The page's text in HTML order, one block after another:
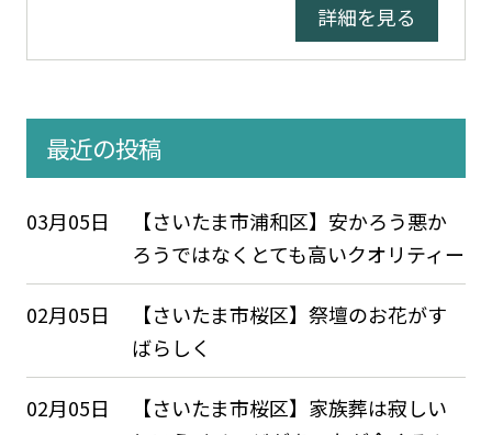
詳細を見る
最近の投稿
03月05日
【さいたま市浦和区】安かろう悪か
ろうではなくとても高いクオリティー
02月05日
【さいたま市桜区】祭壇のお花がす
ばらしく
02月05日
【さいたま市桜区】家族葬は寂しい